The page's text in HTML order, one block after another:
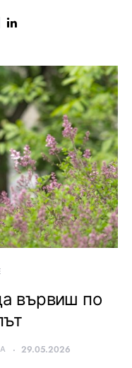
вървиш по
29.05.2026